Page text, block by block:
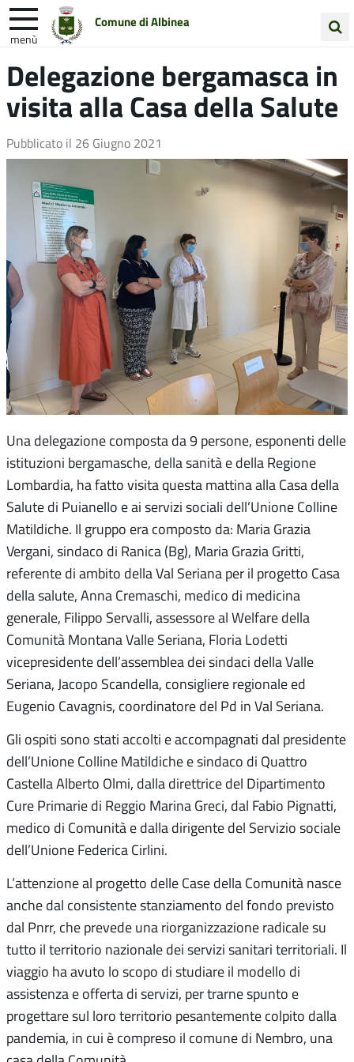
Comune di Albinea
menù
nel
sito
Entra in Comune
Unione Colline Matildiche
Delegazione bergamasca in
visita alla Casa della Salute
Pubblicato il 26 Giugno 2021
Una delegazione composta da 9 persone, esponenti delle
istituzioni bergamasche, della sanità e della Regione
Lombardia, ha fatto visita questa mattina alla Casa della
Salute di Puianello e ai servizi sociali dell’Unione Colline
Matildiche. Il gruppo era composto da: Maria Grazia
Vergani, sindaco di Ranica (Bg), Maria Grazia Gritti,
referente di ambito della Val Seriana per il progetto Casa
della salute, Anna Cremaschi, medico di medicina
generale, Filippo Servalli, assessore al Welfare della
Comunità Montana Valle Seriana, Floria Lodetti
vicepresidente dell’assemblea dei sindaci della Valle
Seriana, Jacopo Scandella, consigliere regionale ed
Eugenio Cavagnis, coordinatore del Pd in Val Seriana.
Gli ospiti sono stati accolti e accompagnati dal presidente
dell’Unione Colline Matildiche e sindaco di Quattro
Castella Alberto Olmi, dalla direttrice del Dipartimento
Cure Primarie di Reggio Marina Greci, dal Fabio Pignatti,
medico di Comunità e dalla dirigente del Servizio sociale
dell’Unione Federica Cirlini.
L’attenzione al progetto delle Case della Comunità nasce
anche dal consistente stanziamento del fondo previsto
dal Pnrr, che prevede una riorganizzazione radicale su
tutto il territorio nazionale dei servizi sanitari territoriali. Il
viaggio ha avuto lo scopo di studiare il modello di
assistenza e offerta di servizi, per trarne spunto e
progettare sul loro territorio pesantemente colpito dalla
pandemia, in cui è compreso il comune di Nembro, una